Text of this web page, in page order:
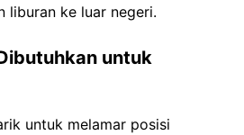
liburan ke luar negeri.
untuk
untuk melamar posisi